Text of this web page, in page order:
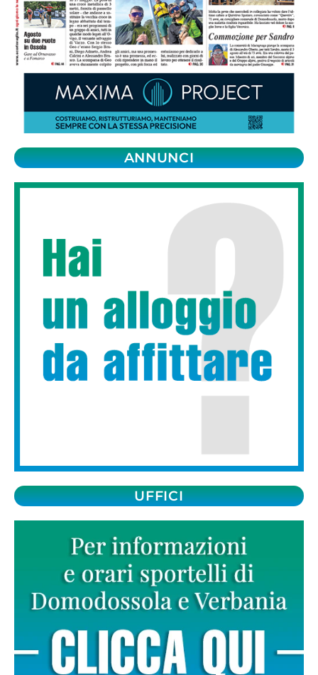
ANNUNCI
UFFICI